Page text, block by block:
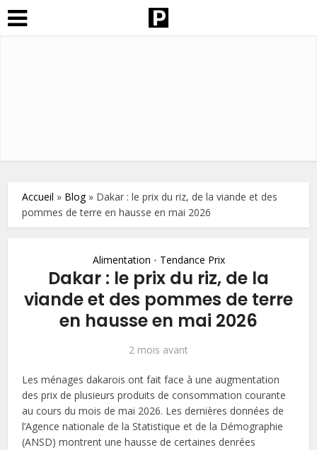
Accueil » Blog» Dakar : le prix du riz, de la viande et des
pommes de terre en hausse en mai 2026
Alimentation • Tendance Prix
Dakar : le prix du riz, de la
viande et des pommes de terre
en hausse en mai 2026
2 mois avant
Les ménages dakarois ont fait face à une augmentation
des prix de plusieurs produits de consommation courante
au cours du mois de mai 2026. Les dernières données de
l’Agence nationale de la Statistique et de la Démographie
(ANSD) montrent une hausse de certaines denrées